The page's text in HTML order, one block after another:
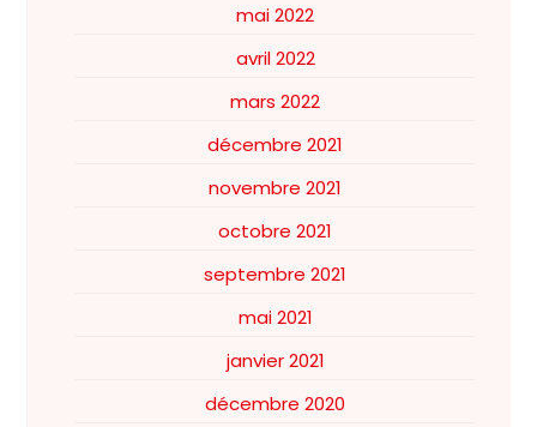
mai 2022
avril 2022
mars 2022
décembre 2021
novembre 2021
octobre 2021
septembre 2021
mai 2021
janvier 2021
décembre 2020